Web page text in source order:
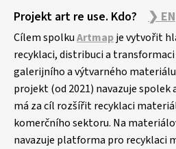
Projekt art re use. Kdo? ❯ EN
Cílem spolkuArtmapje vytvořit
recyklaci, distribuci a
galerijního a výtvarného
projekt (od 2021) navazuje spolek
má za cíl rozšířit recyklaci
komerčního sektoru. Na
navazuje platforma pro recyklaci